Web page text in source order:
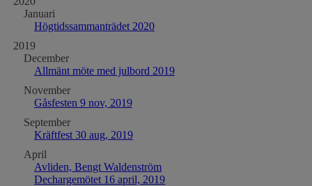
Januari
Högtidssammanträdet 2020
2019
December
Allmänt möte med julbord 2019
November
Gåsfesten 9 nov, 2019
September
Kräftfest 30 aug, 2019
April
Avliden, Bengt Waldenström
Dechargemötet 16 april, 2019